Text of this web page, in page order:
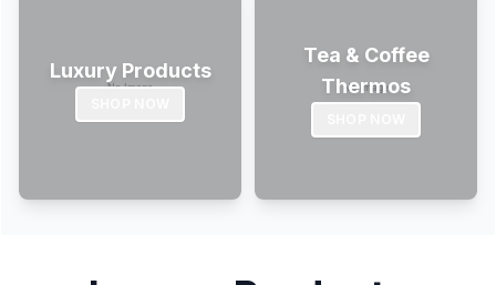
Luxury Products
Tea & Coffee
Thermos